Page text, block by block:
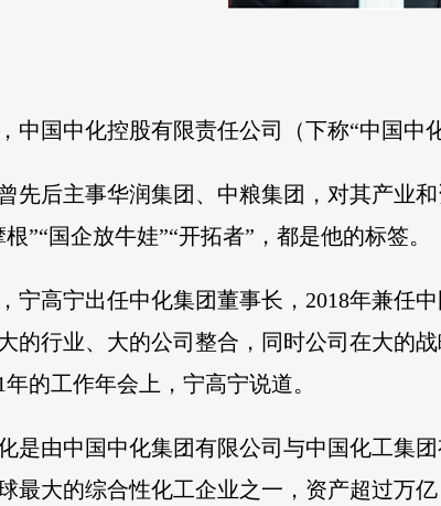
中国中化控股有限责任公司（下称“中国中
先后主事华润集团、中粮集团，对其产业
”“国企放牛娃”“开拓者”，都是他的标签。
宁高宁出任中化集团董事长，2018年兼任
的行业、大的公司整合，同时公司在大的
年的工作年会上，宁高宁说道。
是由中国中化集团有限公司与中国化工集
最大的综合性化工企业之一，资产超过万